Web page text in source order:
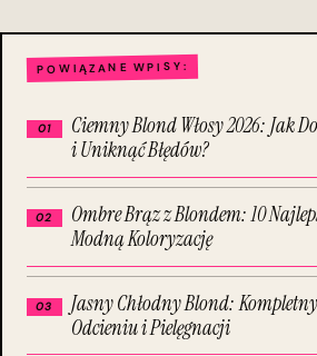
POWIĄZANE WPISY:
Ciemny Blond Włosy 2026: Jak
i Uniknąć Błędów?
Ombre Brąz z Blondem: 10
Modną Koloryzację
Jasny Chłodny Blond:
Odcieniu i Pielęgnacji